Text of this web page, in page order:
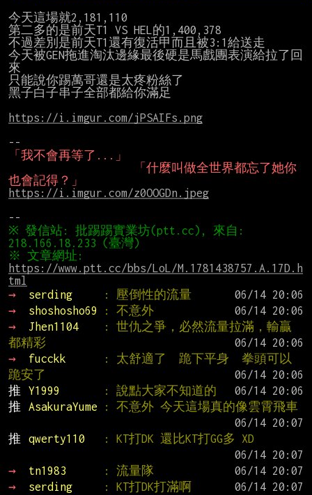
今天這場就2,181,110
第二多的是前天T1 VS HEL的1,400,378
不過差別是前天T1還有復活甲而且被3:1給送走
今天被GEN拖進淘汰邊緣最後硬是馬戲團表演給拉了回
來
只能說你踢萬哥還是太疼粉絲了
黑子白子串子全部都給你滿足
https://i.imgur.com/jPSAIFs.png
「我不會再等了...」
「什麼叫做全世界都忘了她你
也會記得？」
https://i.imgur.com/z0OOGDn.jpeg
※ 發信站: 批踢踢實業坊(ptt.cc), 來自:
https://www.ptt.cc/bbs/LoL/M.1781438757.A.17D.h
tml
→
serding : 壓倒性的流量
→
shoshosho69 : 不意外
→
Jhen1104
: 世仇之爭，必然流量拉滿，輸贏
都精彩
→
fucckk
: 太舒適了  跪下平身  拳頭可以
跪安了
推
Y1999 : 說點大家不知道的
推
AsakuraYume
: 不意外 今天這場真的像雲霄飛車
推
qwerty110
: KT打DK 還比KT打GG多 XD
→
tn1983 : 流量隊
→
serding : KT打DK打滿啊